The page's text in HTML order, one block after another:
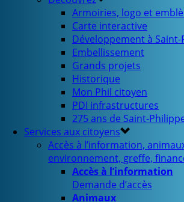
Armoiries, logo et
Carte interactive
Développement à
Embellissement
Grands projets
Historique
Mon Phil citoyen
PDI infrastructures
275 ans de Saint-
Services aux citoyens
Accès à l’information,
environnement, greffe,
Accès à l’information
Demande d’accès
Animaux